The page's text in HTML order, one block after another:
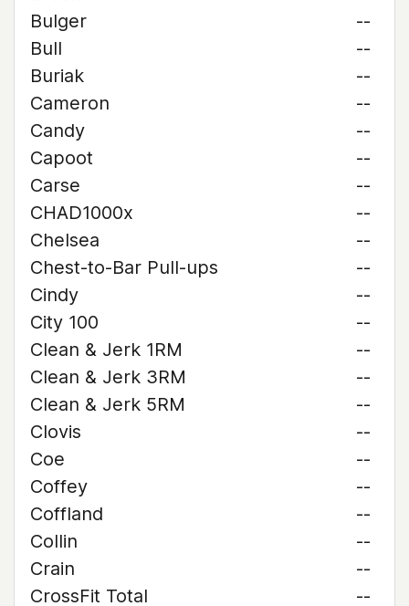
Bulger
--
Bull
--
Buriak
--
Cameron
--
Candy
--
Capoot
--
Carse
--
CHAD1000x
--
Chelsea
--
Chest-to-Bar Pull-ups
--
Cindy
--
City 100
--
Clean & Jerk 1RM
--
Clean & Jerk 3RM
--
Clean & Jerk 5RM
--
Clovis
--
Coe
--
Coffey
--
Coffland
--
Collin
--
Crain
--
CrossFit Total
--